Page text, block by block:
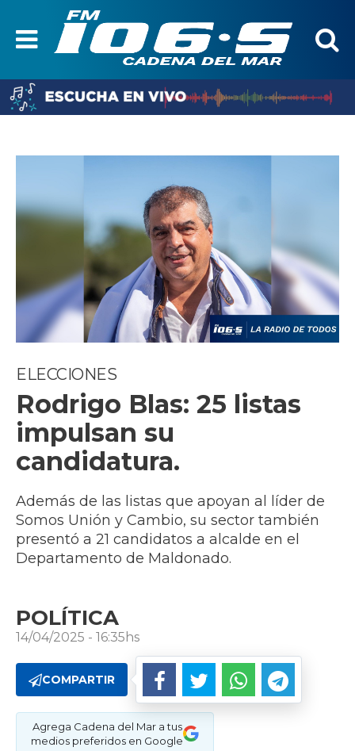
ELECCIONES
Rodrigo Blas: 25 listas
impulsan su
candidatura.
Además de las listas que apoyan al líder de
Somos Unión y Cambio, su sector también
presentó a 21 candidatos a alcalde en el
Departamento de Maldonado.
POLÍTICA
14/04/2025 - 16:35hs
COMPARTIR
Agrega Cadena del Mar a tus
medios preferidos en Google